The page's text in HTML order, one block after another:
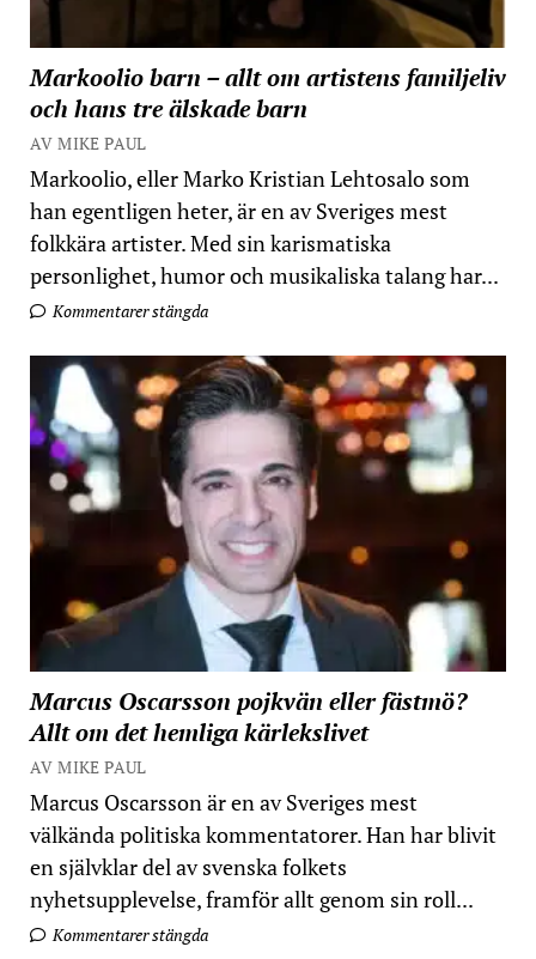
Markoolio barn – allt om artistens familjeliv
och hans tre älskade barn
AV MIKE PAUL
Markoolio, eller Marko Kristian Lehtosalo som
han egentligen heter, är en av Sveriges mest
folkkära artister. Med sin karismatiska
personlighet, humor och musikaliska talang har...
Kommentarer stängda
Marcus Oscarsson pojkvän eller fästmö?
Allt om det hemliga kärlekslivet
AV MIKE PAUL
Marcus Oscarsson är en av Sveriges mest
välkända politiska kommentatorer. Han har blivit
en självklar del av svenska folkets
nyhetsupplevelse, framför allt genom sin roll...
Kommentarer stängda